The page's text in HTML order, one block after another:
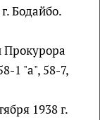
Бодайбо.
1 "а", 58-7,
1938 г.